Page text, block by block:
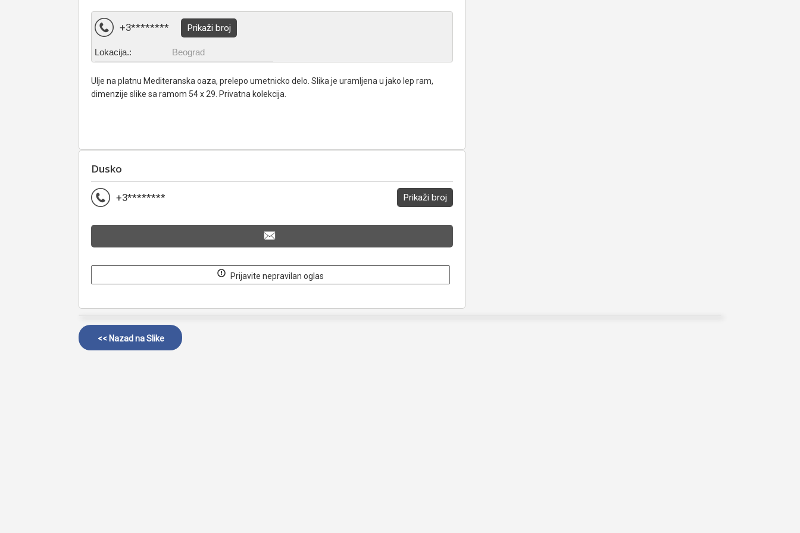
+3******** Prikaži broj
Lokacija.: Beograd
Ulje na platnu Mediteranska oaza, prelepo umetnicko delo. Slika je uramljena u jako lep ram,
dimenzije slike sa ramom 54 x 29. Privatna kolekcija.
Dusko
+3******** Prikaži broj
Prijavite nepravilan oglas
<< Nazad naSlike